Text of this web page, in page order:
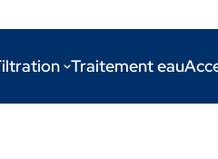
Traitement eau